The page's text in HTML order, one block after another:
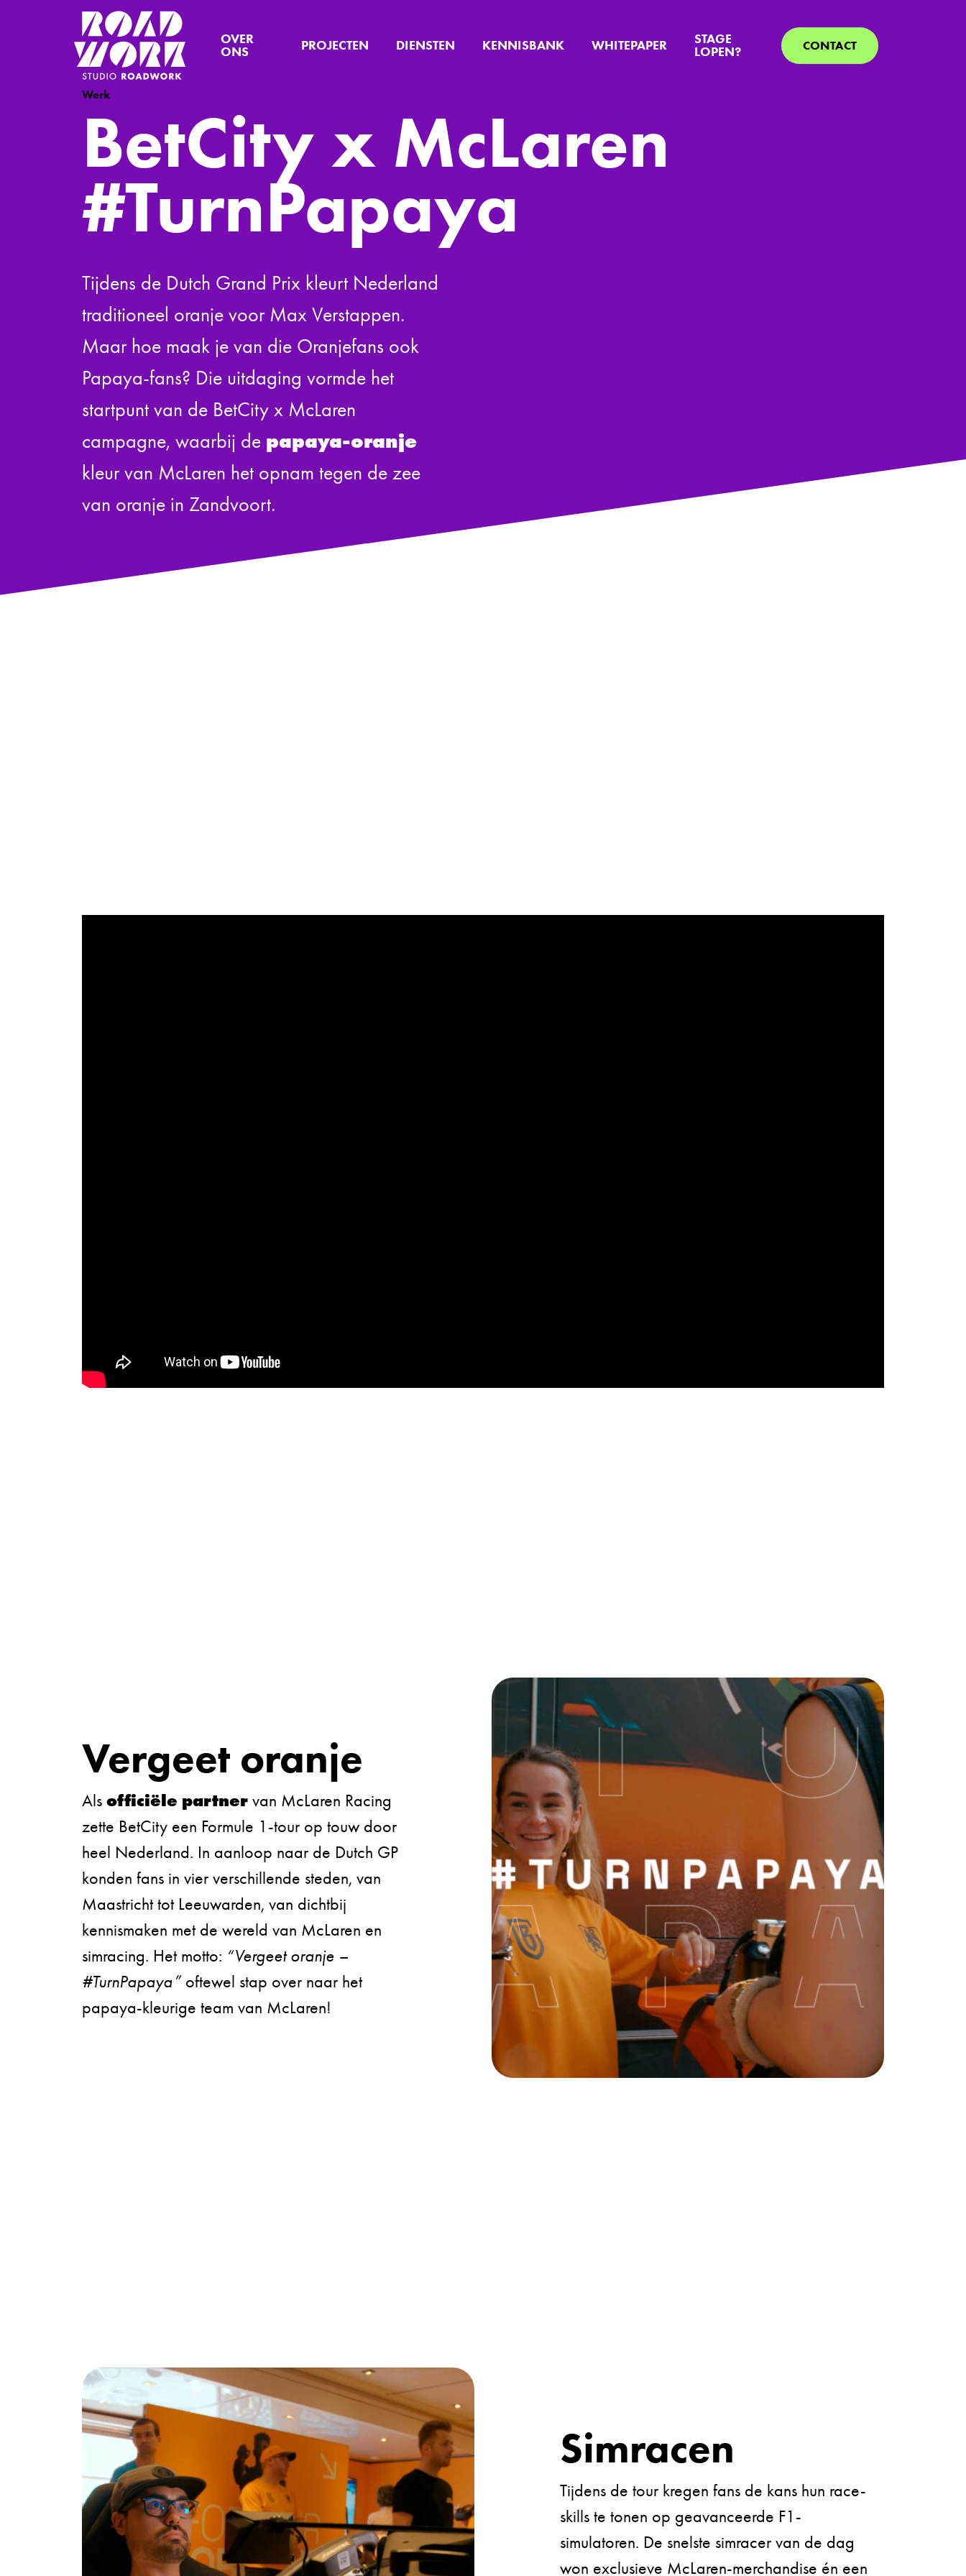
OVER
ONS
PROJECTEN DIENSTEN KENNISBANK WHITEPAPER
STAGE
LOPEN?
CONTACT
Werk
BetCity x McLaren
#TurnPapaya
Tijdens de Dutch Grand Prix kleurt Nederland
traditioneel oranje voor Max Verstappen.
Maar hoe maak je van die Oranjefans ook
Papaya-fans? Die uitdaging vormde het
startpunt van de BetCity x McLaren
campagne, waarbij de papaya-oranje
kleur van McLaren het opnam tegen de zee
van oranje in Zandvoort.
Vergeet oranje
Als officiële partner van McLaren Racing
zette BetCity een Formule 1-tour op touw door
heel Nederland. In aanloop naar de Dutch GP
konden fans in vier verschillende steden, van
Maastricht tot Leeuwarden, van dichtbij
kennismaken met de wereld van McLaren en
simracing. Het motto: “Vergeet oranje –
#TurnPapaya”oftewel stap over naar het
papaya-kleurige team van McLaren!
Simracen
Tijdens de tour kregen fans de kans hun race-
skills te tonen op geavanceerde F1-
simulatoren. De snelste simracer van de dag
won exclusieve McLaren-merchandise én een